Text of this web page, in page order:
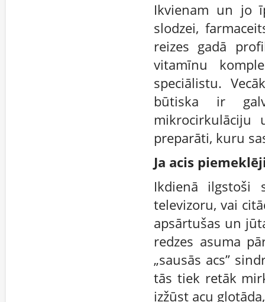
Ikvienam un jo
slodzei,
reizes gadā
vitamīnu
speciālistu.
būtiska ir
mikrocirkulāciju
preparāti, kuru
Ja acis
Ikdienā ilgstoši
televizoru, vai
apsārtušas un
redzes asuma
„sausās acs”
tās tiek retāk
izžūst acu